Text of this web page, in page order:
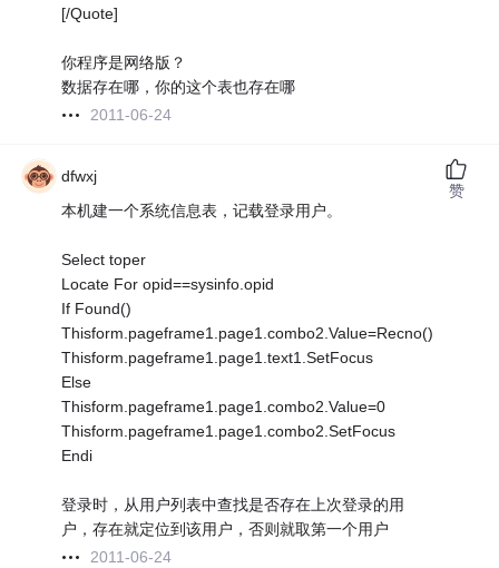
[/Quote]
你程序是网络版？
数据存在哪，你的这个表也存在哪
2011-06-24
dfwxj
本机建一个系统信息表，记载登录用户。
Select toper
Locate For opid==sysinfo.opid
If Found()
Thisform.pageframe1.page1.combo2.Value=Recno()
Thisform.pageframe1.page1.text1.SetFocus
Else
Thisform.pageframe1.page1.combo2.Value=0
Thisform.pageframe1.page1.combo2.SetFocus
Endi
登录时，从用户列表中查找是否存在上次登录的用
户，存在就定位到该用户，否则就取第一个用户
2011-06-24
赞